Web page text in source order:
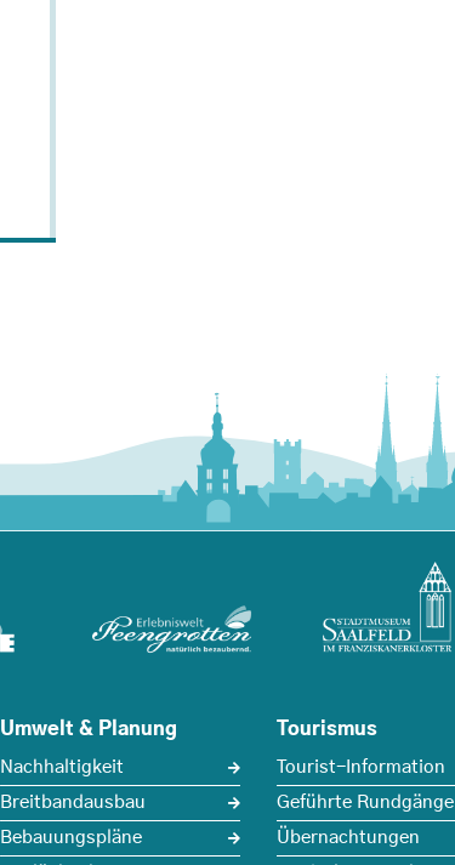
Umwelt & Planung
Nachhaltigkeit
Breitbandausbau
Bebauungspläne
Tourismus
Tourist-Information
Geführte Rundgänge
Übernachtungen